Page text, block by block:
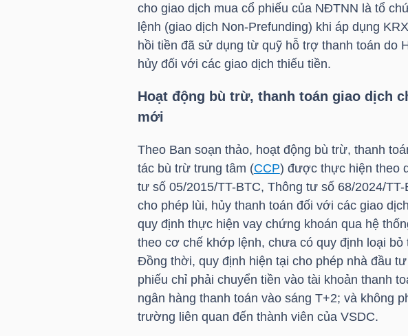
cho giao dịch mua cổ phiếu của NĐTNN là tổ
lệnh (giao dịch Non-Prefunding) khi áp dụng
hồi tiền đã sử dụng từ quỹ hỗ trợ thanh toán do
hủy đối với các giao dịch thiếu tiền.
Hoạt động bù trừ, thanh toán giao dịch
mới
Theo Ban soạn thảo, hoạt động bù trừ, thanh
tác bù trừ trung tâm (CCP) được thực hiện theo
tư số 05/2015/TT-BTC, Thông tư số 68/2024/TT-
cho phép lùi, hủy thanh toán đối với các giao
quy định thực hiện vay chứng khoán qua hệ
theo cơ chế khớp lệnh, chưa có quy định loại
Đồng thời, quy định hiện tại cho phép nhà đầu
phiếu chỉ phải chuyển tiền vào tài khoản thanh
ngân hàng thanh toán vào sáng T+2; và không
trường liên quan đến thành viên của VSDC.